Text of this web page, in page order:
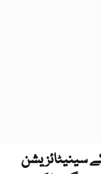
سینیٹائزیشن